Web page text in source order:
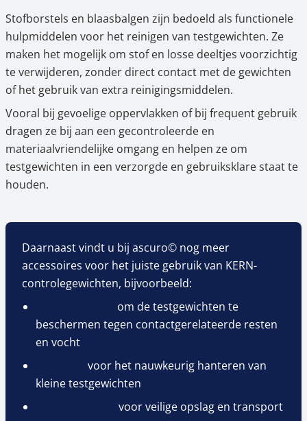
Stofborstels en blaasbalgen zijn bedoeld als functionele
hulpmiddelen voor het reinigen van testgewichten. Ze
maken het mogelijk om stof en losse deeltjes voorzichtig
te verwijderen, zonder direct contact met de gewichten
of het gebruik van extra reinigingsmiddelen.
Vooral bij gevoelige oppervlakken of bij frequent gebruik
dragen ze bij aan een gecontroleerde en
materiaalvriendelijke omgang en helpen ze om
testgewichten in een verzorgde en gebruiksklare staat te
houden.
Daarnaast vindt u bij ascuro© nog meer
accessoires voor het juiste gebruik van KERN-
controlegewichten, bijvoorbeeld:
om de testgewichten te
beschermen tegen contactgerelateerde resten
en vocht
voor het nauwkeurig hanteren van
kleine testgewichten
voor veilige opslag en transport